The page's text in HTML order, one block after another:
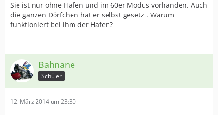
Sie ist nur ohne Hafen und im 60er Modus vorhanden. Auch
die ganzen Dörfchen hat er selbst gesetzt. Warum
funktioniert bei ihm der Hafen?
Bahnane
Schüler
12. März 2014 um 23:30